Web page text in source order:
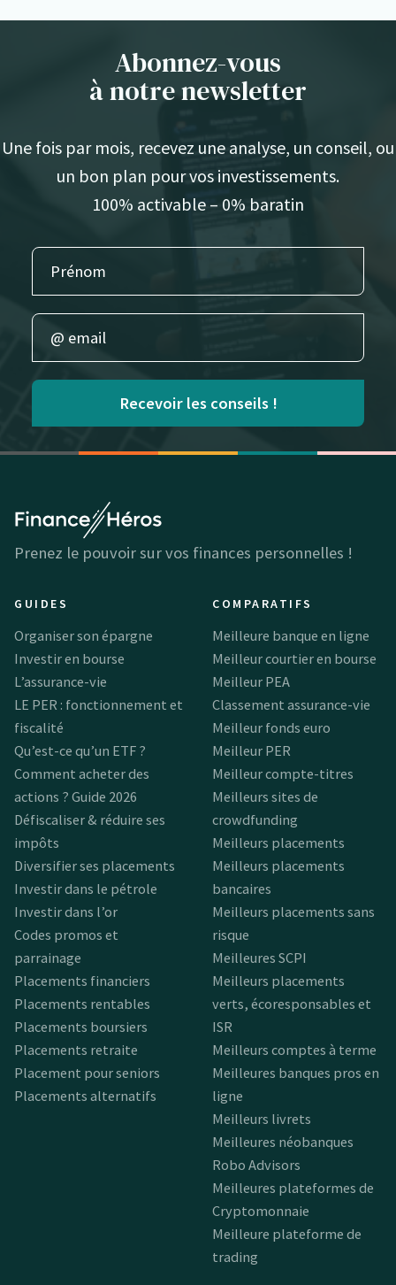
Abonnez-vous
à notre newsletter
Une fois par mois, recevez une analyse, un conseil, ou
un bon plan pour vos investissements.
100% activable – 0% baratin
Recevoir les conseils !
Prenez le pouvoir sur vos finances personnelles !
GUIDES
Organiser son épargne
Investir en bourse
L’assurance-vie
LE PER : fonctionnement et
fiscalité
Qu’est-ce qu’un ETF ?
Comment acheter des
actions ? Guide 2026
Défiscaliser & réduire ses
impôts
Diversifier ses placements
Investir dans le pétrole
Investir dans l’or
Codes promos et
parrainage
Placements financiers
Placements rentables
Placements boursiers
Placements retraite
Placement pour seniors
Placements alternatifs
COMPARATIFS
Meilleure banque en ligne
Meilleur courtier en bourse
Meilleur PEA
Classement assurance-vie
Meilleur fonds euro
Meilleur PER
Meilleur compte-titres
Meilleurs sites de
crowdfunding
Meilleurs placements
Meilleurs placements
bancaires
Meilleurs placements sans
risque
Meilleures SCPI
Meilleurs placements
verts, écoresponsables et
ISR
Meilleurs comptes à terme
Meilleures banques pros en
ligne
Meilleurs livrets
Meilleures néobanques
Robo Advisors
Meilleures plateformes de
Cryptomonnaie
Meilleure plateforme de
trading